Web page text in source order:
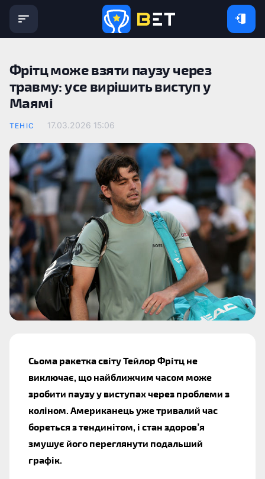
Фрітц може взяти паузу через
травму: усе вирішить виступ у
Маямі
ТЕНІС 17.03.2026 15:06
Сьома ракетка світу Тейлор Фрітц не
виключає, що найближчим часом може
зробити паузу у виступах через проблеми з
коліном. Американець уже тривалий час
бореться з тендинітом, і стан здоров’я
змушує його переглянути подальший
графік.